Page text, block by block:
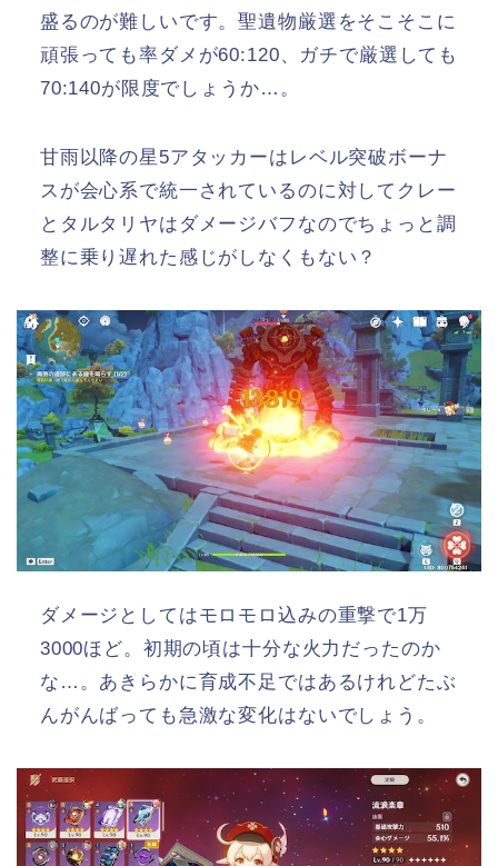
盛るのが難しいです。聖遺物厳選をそこそこに
頑張っても率ダメが60:120、ガチで厳選しても
70:140が限度でしょうか…。
甘雨以降の星5アタッカーはレベル突破ボーナ
スが会心系で統一されているのに対してクレー
とタルタリヤはダメージバフなのでちょっと調
整に乗り遅れた感じがしなくもない？
ダメージとしてはモロモロ込みの重撃で1万
3000ほど。初期の頃は十分な火力だったのか
な…。あきらかに育成不足ではあるけれどたぶ
んがんばっても急激な変化はないでしょう。